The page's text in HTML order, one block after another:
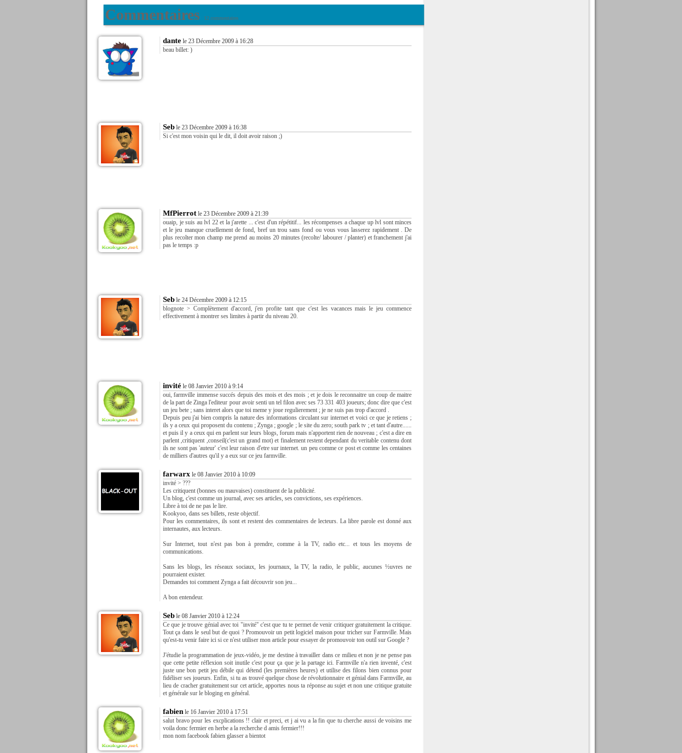
Commentaires 12 commentaires
dante le 23 Décembre 2009 à 16:28
beau billet: )
Seb le 23 Décembre 2009 à 16:38
Si c'est mon voisin qui le dit, il doit avoir raison ;)
MfPierrot le 23 Décembre 2009 à 21:39
ouaip, je suis au lvl 22 et la j'arette ... c'est d'un répétitif... les récompenses a chaque up lvl sont minces
et le jeu manque cruellement de fond, bref un trou sans fond ou vous vous lasserez rapidement . De
plus recolter mon champ me prend au moins 20 minutes (recolte/ labourer / planter) et franchement j'ai
pas le temps :p
Seb le 24 Décembre 2009 à 12:15
blognote > Complètement d'accord, j'en profite tant que c'est les vacances mais le jeu commence
effectivement à montrer ses limites à partir du niveau 20.
invité le 08 Janvier 2010 à 9:14
oui, farmville immense succés depuis des mois et des mois ; et je dois le reconnaitre un coup de maitre
de la part de Zinga l'editeur pour avoir senti un tel filon avec ses 73 331 403 joueurs; donc dire que c'est
un jeu bete ; sans interet alors que toi meme y joue regulierement ; je ne suis pas trop d'accord .
Depuis peu j'ai bien compris la nature des informations circulant sur internet et voici ce que je retiens ;
ils y a ceux qui proposent du contenu ; Zynga ; google ; le site du zero; south park tv ; et tant d'autre......
et puis il y a ceux qui en parlent sur leurs blogs, forum mais n'apportent rien de nouveau ; c'est a dire en
parlent ,critiquent ,conseil(c'est un grand mot) et finalement restent dependant du veritable contenu dont
ils ne sont pas 'auteur' c'est leur raison d'etre sur internet. un peu comme ce post et comme les centaines
de milliers d'autres qu'il y a eux sur ce jeu farmville.
farwarx le 08 Janvier 2010 à 10:09
invité > ???
Les critiquent (bonnes ou mauvaises) constituent de la publicité.
Un blog, c'est comme un journal, avec ses articles, ses convictions, ses expériences.
Libre à toi de ne pas le lire.
Kookyoo, dans ses billets, reste objectif.
Pour les commentaires, ils sont et restent des commentaires de lecteurs. La libre parole est donné aux
internautes, aux lecteurs.
Sur Internet, tout n'est pas bon à prendre, comme à la TV, radio etc... et tous les moyens de
communications.
Sans les blogs, les réseaux sociaux, les journaux, la TV, la radio, le public, aucunes ½uvres ne
pourraient exister.
Demandes toi comment Zynga a fait découvrir son jeu...
A bon entendeur.
Seb le 08 Janvier 2010 à 12:24
Ce que je trouve génial avec toi "invité" c'est que tu te permet de venir critiquer gratuitement la critique.
Tout ça dans le seul but de quoi ? Promouvoir un petit logiciel maison pour tricher sur Farmville. Mais
qu'est-tu venir faire ici si ce n'est utiliser mon article pour essayer de promouvoir ton outil sur Google ?
J'étudie la programmation de jeux-vidéo, je me destine à travailler dans ce milieu et non je ne pense pas
que cette petite réflexion soit inutile c'est pour ça que je la partage ici. Farmville n'a rien inventé, c'est
juste une bon petit jeu débile qui détend (les premières heures) et utilise des filons bien connus pour
fidéliser ses joueurs. Enfin, si tu as trouvé quelque chose de révolutionnaire et génial dans Farmville, au
lieu de cracher gratuitement sur cet article, apportes nous ta réponse au sujet et non une critique gratuite
et générale sur le bloging en général.
fabien le 16 Janvier 2010 à 17:51
salut bravo pour les excplications !! clair et preci, et j ai vu a la fin que tu cherche aussi de voisins me
voila donc fermier en herbe a la recherche d amis fermier!!!
mon nom facebook fabien glasser a bientot